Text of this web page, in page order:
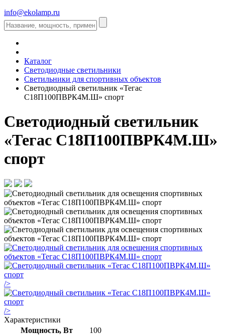
info@ekolamp.ru
Каталог
Светодиодные светильники
Светильники для спортивных объектов
Светодиодный светильник «Тегас
С18П100ПВРК4М.Ш» спорт
Светодиодный светильник
«Тегас С18П100ПВРК4М.Ш»
спорт
/>
/>
Характеристики
Мощность, Вт
100